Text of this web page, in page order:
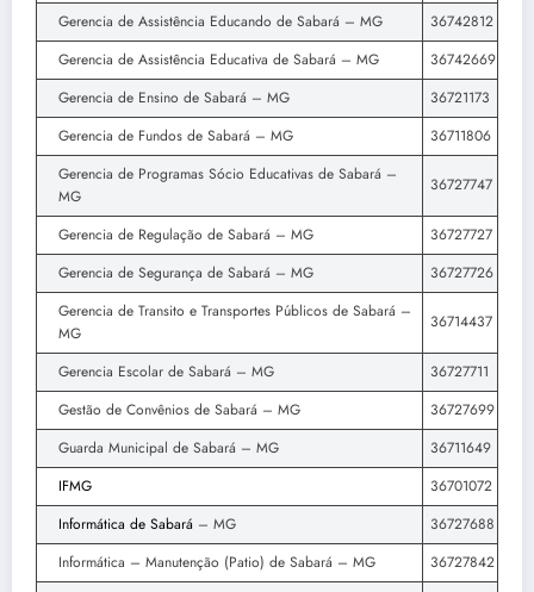
Gerencia de Assistência Educando de Sabará – MG
36742812
Gerencia de Assistência Educativa de Sabará – MG
36742669
Gerencia de Ensino de Sabará – MG
36721173
Gerencia de Fundos de Sabará – MG
36711806
Gerencia de Programas Sócio Educativas de Sabará –
MG
36727747
Gerencia de Regulação de Sabará – MG
36727727
Gerencia de Segurança de Sabará – MG
36727726
Gerencia de Transito e Transportes Públicos de Sabará –
MG
36714437
Gerencia Escolar de Sabará – MG
36727711
Gestão de Convênios de Sabará – MG
36727699
Guarda Municipal de Sabará – MG
36711649
IFMG
36701072
Informática de Sabará – MG
36727688
Informática – Manutenção (Patio) de Sabará – MG
36727842